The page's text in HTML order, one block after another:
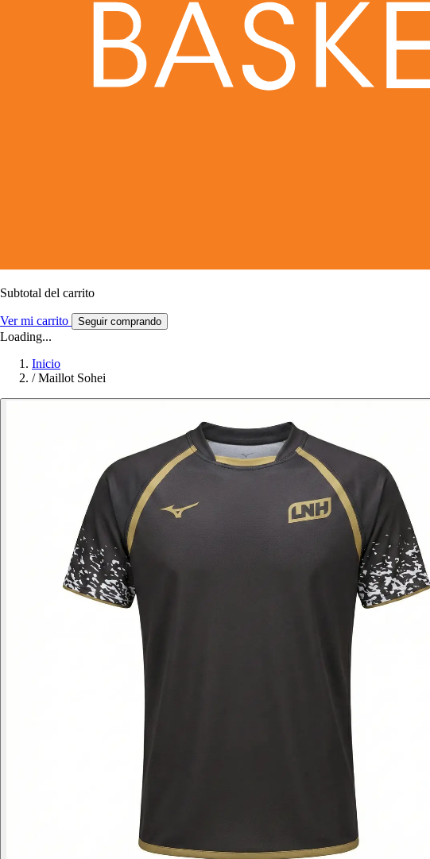
Subtotal del carrito
Ver mi carrito Seguir comprando
Loading...
Inicio
/ Maillot Sohei